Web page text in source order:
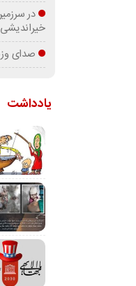
در
صدای
یادداشت